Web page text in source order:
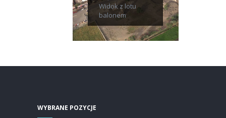
Widok z lotu
balonem
WYBRANE POZYCJE